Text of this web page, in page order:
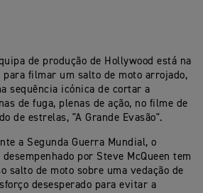
de produção de Hollywood está na
para filmar um salto de moto arrojado,
sequência icónica de cortar a
de fuga, plenas de ação, no filme de
de estrelas, "A Grande Evasão".
a Segunda Guerra Mundial, o
por Steve McQueen tem
salto de moto sobre uma vedação de
desesperado para evitar a